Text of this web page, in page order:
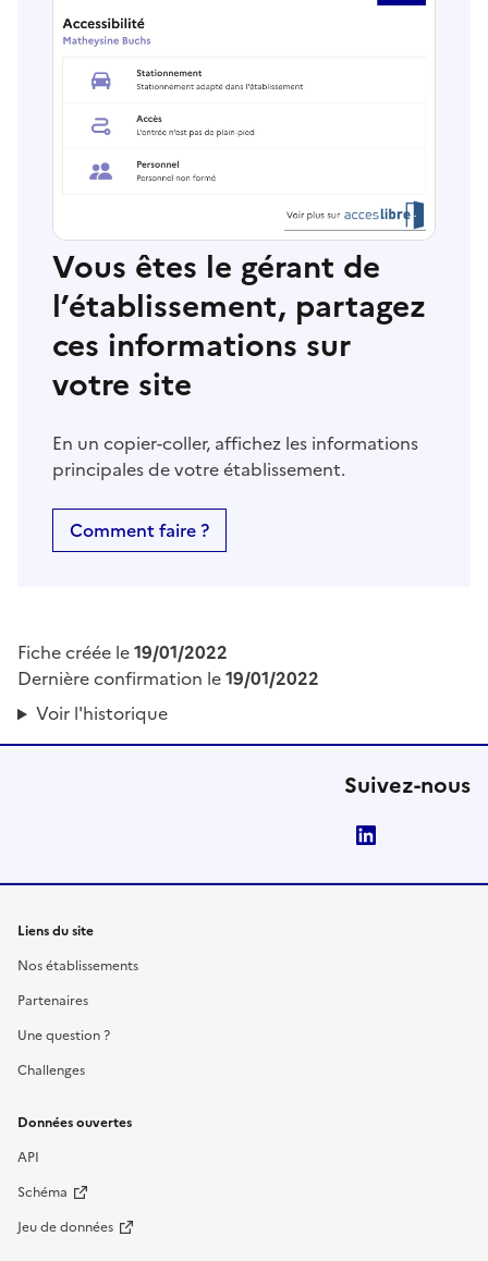
Vous êtes le gérant de
l’établissement, partagez
ces informations sur
votre site
En un copier-coller, affichez les informations
principales de votre établissement.
Comment faire ?
Fiche créée le19/01/2022
Dernière confirmation le19/01/2022
Voir l'historique
Suivez-nous
Liens du site
Nos établissements
Partenaires
Une question ?
Challenges
Données ouvertes
API
Schéma
Jeu de données